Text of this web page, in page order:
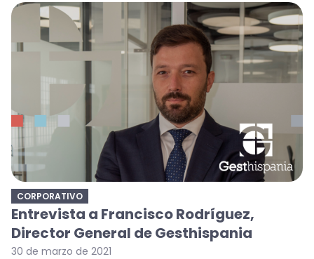
CORPORATIVO
Entrevista a Francisco Rodríguez,
Director General de Gesthispania
30 de marzo de 2021